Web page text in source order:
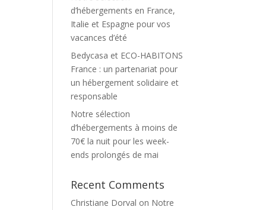
d’hébergements en France,
Italie et Espagne pour vos
vacances d’été
Bedycasa et ECO-HABITONS
France : un partenariat pour
un hébergement solidaire et
responsable
Notre sélection
d’hébergements à moins de
70€ la nuit pour les week-
ends prolongés de mai
Recent Comments
Christiane Dorval on Notre